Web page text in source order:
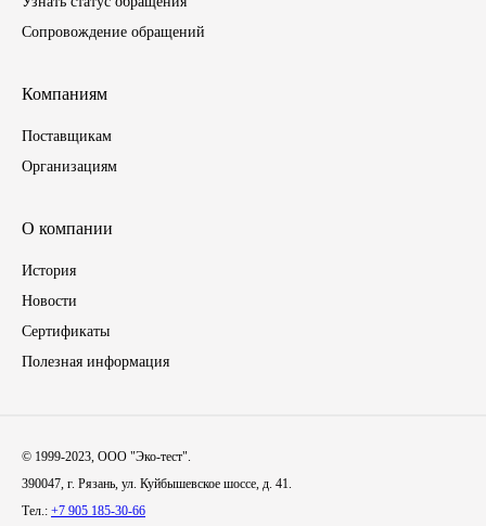
Лампы
Шины
Книги, бланки
Метизы универсальные
Диски
Камеры колеса, ободная лента
Сопровождение обращений
Компаниям
Поставщикам
Организациям
О компании
История
Новости
Сертификаты
Полезная информация
© 1999-2023, ООО "Эко-тест".
390047, г. Рязань, ул. Куйбышевское шоссе, д. 41.
Тел.: +7 905 185-30-66